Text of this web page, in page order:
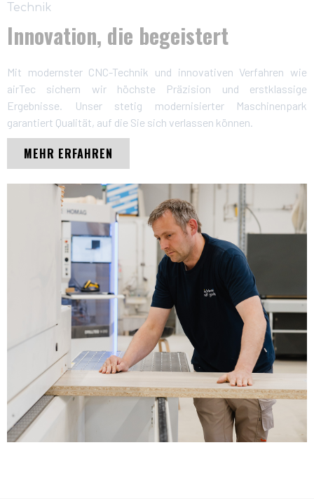
Technik
Innovation, die begeistert
Mit modernster CNC-Technik und innovativen Verfahren wie
airTec sichern wir höchste Präzision und erstklassige
Ergebnisse. Unser stetig modernisierter Maschinenpark
garantiert Qualität, auf die Sie sich verlassen können.
MEHR ERFAHREN